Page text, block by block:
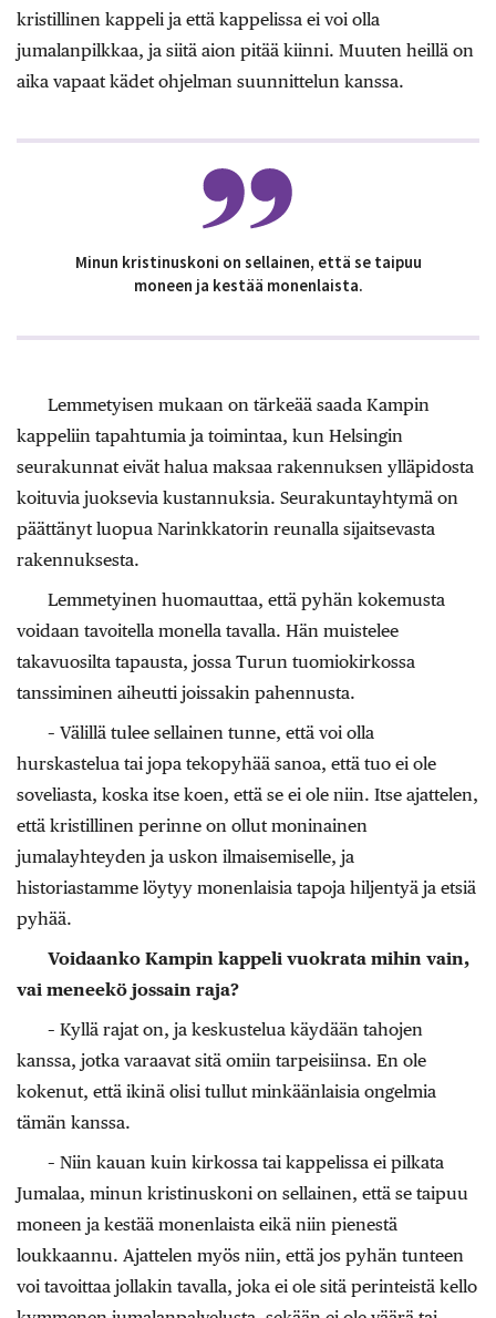
kristillinen kappeli ja että kappelissa ei voi olla
jumalanpilkkaa, ja siitä aion pitää kiinni. Muuten heillä on
aika vapaat kädet ohjelman suunnittelun kanssa.
Minun kristinuskoni on sellainen, että se taipuu
moneen ja kestää monenlaista.
Lemmetyisen mukaan on tärkeää saada Kampin
kappeliin tapahtumia ja toimintaa, kun Helsingin
seurakunnat eivät halua maksaa rakennuksen ylläpidosta
koituvia juoksevia kustannuksia. Seurakuntayhtymä on
päättänyt luopua Narinkkatorin reunalla sijaitsevasta
rakennuksesta.
Lemmetyinen huomauttaa, että pyhän kokemusta
voidaan tavoitella monella tavalla. Hän muistelee
takavuosilta tapausta, jossa Turun tuomiokirkossa
tanssiminen aiheutti joissakin pahennusta.
– Välillä tulee sellainen tunne, että voi olla
hurskastelua tai jopa tekopyhää sanoa, että tuo ei ole
soveliasta, koska itse koen, että se ei ole niin. Itse ajattelen,
että kristillinen perinne on ollut moninainen
jumalayhteyden ja uskon ilmaisemiselle, ja
historiastamme löytyy monenlaisia tapoja hiljentyä ja etsiä
pyhää.
Voidaanko Kampin kappeli vuokrata mihin vain,
vai meneekö jossain raja?
– Kyllä rajat on, ja keskustelua käydään tahojen
kanssa, jotka varaavat sitä omiin tarpeisiinsa. En ole
kokenut, että ikinä olisi tullut minkäänlaisia ongelmia
tämän kanssa.
– Niin kauan kuin kirkossa tai kappelissa ei pilkata
Jumalaa, minun kristinuskoni on sellainen, että se taipuu
moneen ja kestää monenlaista eikä niin pienestä
loukkaannu. Ajattelen myös niin, että jos pyhän tunteen
voi tavoittaa jollakin tavalla, joka ei ole sitä perinteistä kello